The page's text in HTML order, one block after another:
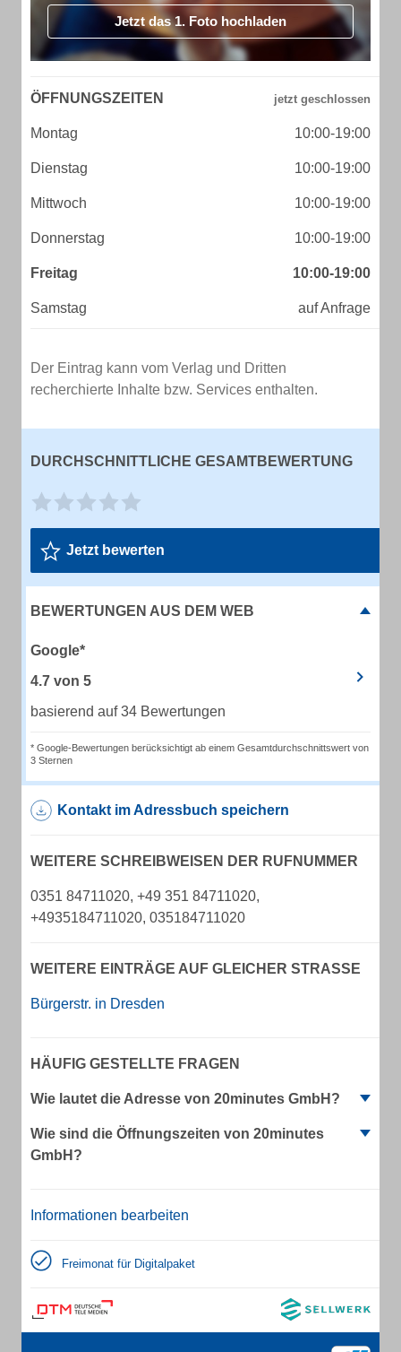
Jetzt das 1. Foto hochladen
ÖFFNUNGSZEITEN
Montag 10:00-19:00
Dienstag 10:00-19:00
Mittwoch 10:00-19:00
Donnerstag 10:00-19:00
Freitag 10:00-19:00
Samstag auf Anfrage
Der Eintrag kann vom Verlag und Dritten
recherchierte Inhalte bzw. Services enthalten.
DURCHSCHNITTLICHE GESAMTBEWERTUNG
Jetzt bewerten
BEWERTUNGEN AUS DEM WEB
Google*
4.7 von 5
basierend auf 34 Bewertungen
* Google-Bewertungen berücksichtigt ab einem Gesamtdurchschnittswert von
3 Sternen
Kontakt im Adressbuch speichern
WEITERE SCHREIBWEISEN DER RUFNUMMER
0351 84711020, +49 351 84711020,
+4935184711020, 035184711020
WEITERE EINTRÄGE AUF GLEICHER STRASSE
Bürgerstr. in Dresden
HÄUFIG GESTELLTE FRAGEN
Wie lautet die Adresse von 20minutes GmbH?
Wie sind die Öffnungszeiten von 20minutes
GmbH?
Informationen bearbeiten
Freimonat für Digitalpaket